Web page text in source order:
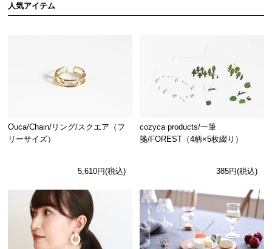
人気アイテム
Ouca/Chain/リング/スクエア（フ
リーサイズ）
5,610円(税込)
cozyca products/一筆
箋/FOREST（4柄×5枚綴り）
385円(税込)